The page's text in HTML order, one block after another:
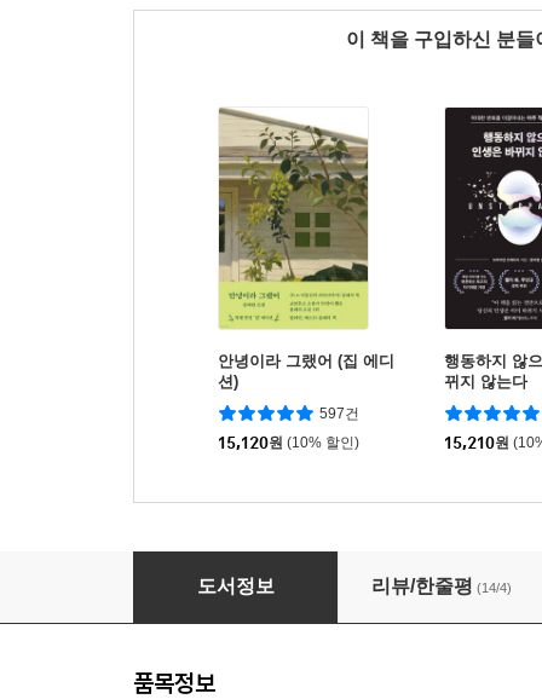
이 책을 구입하신 분
안녕이라 그랬어 (집 에디
션)
597건
15,120원 (10% 할인)
행동하지 않
뀌지 않는다
15,210원
2026년 다시 유튜브를 시작한다면
도서정보 리뷰/한줄평 (14/4)
품목정보